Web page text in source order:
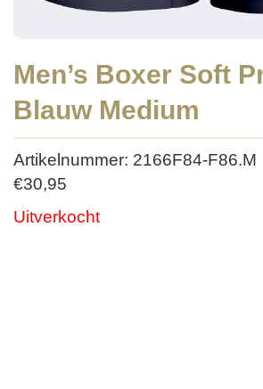
Men’s Boxer Soft
Blauw Medium
Artikelnummer: 2166F84-F86.M
€30,95
Uitverkocht